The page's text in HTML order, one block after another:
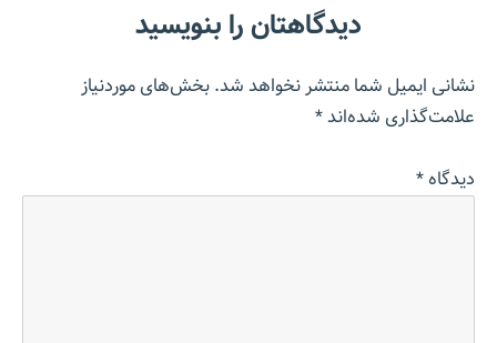
دیدگاهتان را بنویسید
نشانی ایمیل شما منتشر نخواهد شد.بخش‌های موردنیاز
علامت‌گذاری شده‌اند*
دیدگاه*